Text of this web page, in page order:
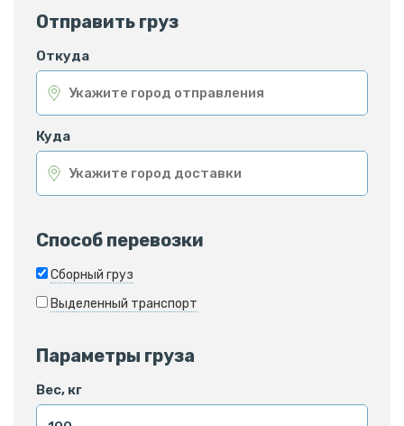
Отправить груз
Откуда
Куда
Способ перевозки
Сборный груз
Выделенный транспорт
Параметры груза
Вес, кг